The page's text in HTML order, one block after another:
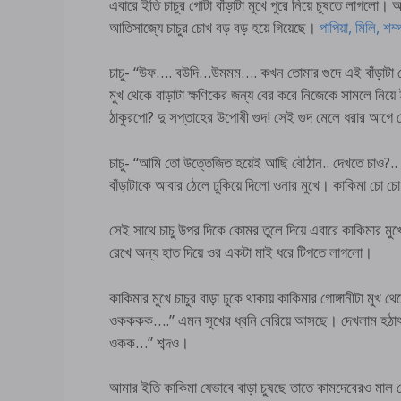
এবারে ইতি চাচুর গোটা বাঁড়াটা মুখে পুরে নিয়ে চুষতে
আতিসাজ্যে চাচুর চোখ বড় বড় হয়ে গিয়েছে। পাপিয়া, মিলি,
চাচু- “উফ…. বউদি…উমমম…. কখন তোমার গুদে এই বাঁড়াটা
মুখ থেকে বাড়াটা ক্ষণিকের জন্য বের করে নিজেকে সামলে
ঠাকুরপো? দু সপ্তাহের উপোষী গুদ! সেই গুদ মেলে ধরার আগে
চাচু- “আমি তো উত্তেজিত হয়েই আছি বৌঠান.. দেখতে চাও?..
বাঁড়াটাকে আবার ঠেলে ঢুকিয়ে দিলো ওনার মুখে। কাকিমা চো
সেই সাথে চাচু উপর দিকে কোমর তুলে দিয়ে এবারে
রেখে অন্য হাত দিয়ে ওর একটা মাই ধরে টিপতে লাগলো।
কাকিমার মুখে চাচুর বাড়া ঢুকে থাকায় কাকিমার
ওকককক….” এমন সুখের ধ্বনি বেরিয়ে আসছে। দেখলাম
ওকক…” শব্দও।
আমার ইতি কাকিমা যেভাবে বাড়া চুষছে তাতে কামদেবেরও